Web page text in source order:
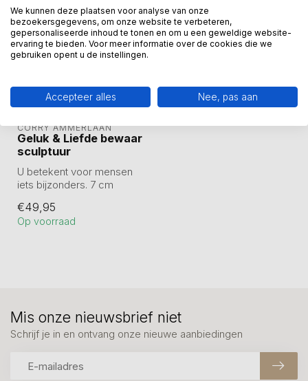
CORRY AMMERLAAN
Geluk & Liefde bewaar
sculptuur
U betekent voor mensen
iets bijzonders. 7 cm
Al onze herinneringssc...
€49,95
Op voorraad
Mis onze nieuwsbrief niet
Schrijf je in en ontvang onze nieuwe aanbiedingen
We kunnen deze plaatsen voor analyse van onze
bezoekersgegevens, om onze website te verbeteren,
gepersonaliseerde inhoud te tonen en om u een geweldige website-
ervaring te bieden. Voor meer informatie over de cookies die we
gebruiken opent u de instellingen.
Accepteer alles Nee, pas aan